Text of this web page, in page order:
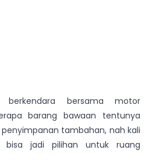
bersama motor
barang bawaan tentunya
tambahan, nah kali
jadi pilihan untuk ruang